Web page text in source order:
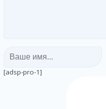
[adsp-pro-1]